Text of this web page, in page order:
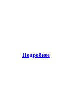
Подробнее